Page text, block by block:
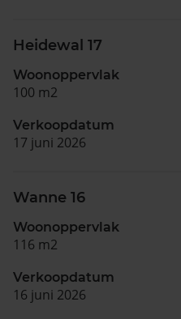
Heidewal 17
Woonoppervlak
100 m2
Verkoopdatum
17 juni 2026
Wanne 16
Woonoppervlak
116 m2
Verkoopdatum
16 juni 2026